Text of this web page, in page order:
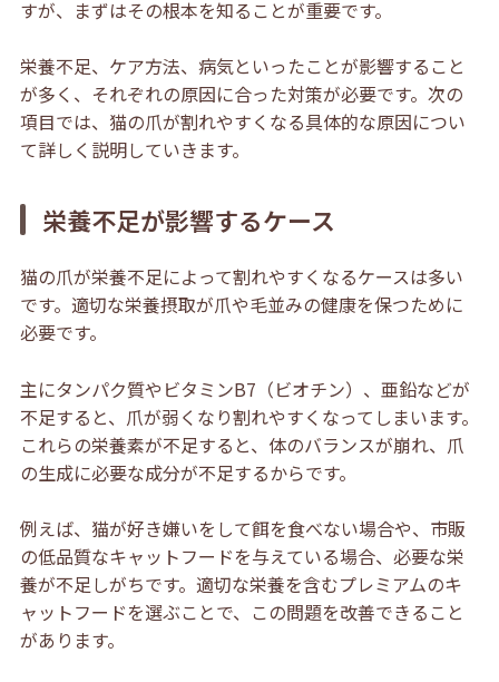
すが、まずはその根本を知ることが重要です。
栄養不足、ケア方法、病気といったことが影響すること
が多く、それぞれの原因に合った対策が必要です。次の
項目では、猫の爪が割れやすくなる具体的な原因につい
て詳しく説明していきます。
栄養不足が影響するケース
猫の爪が栄養不足によって割れやすくなるケースは多い
です。適切な栄養摂取が爪や毛並みの健康を保つために
必要です。
主にタンパク質やビタミンB7（ビオチン）、亜鉛などが
不足すると、爪が弱くなり割れやすくなってしまいます。
これらの栄養素が不足すると、体のバランスが崩れ、爪
の生成に必要な成分が不足するからです。
例えば、猫が好き嫌いをして餌を食べない場合や、市販
の低品質なキャットフードを与えている場合、必要な栄
養が不足しがちです。適切な栄養を含むプレミアムのキ
ャットフードを選ぶことで、この問題を改善できること
があります。